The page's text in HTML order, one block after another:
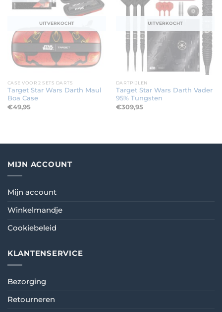
UITVERKOCHT
CASE VOOR 2 SETS DARTS
Target Star Wars Darth Maul
Boa Case
€49,95
UITVERKOCHT
DARTPIJLEN
Target Star Wars Darth Vader
95% Tungsten
€309,95
MIJN ACCOUNT
Mijn account
Winkelmandje
Cookiebeleid
KLANTENSERVICE
Bezorging
Retourneren